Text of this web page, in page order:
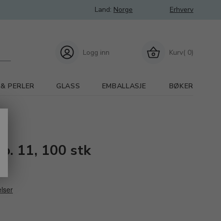
Land: Norge Erhverv
Kurv( 0)
Logg inn
PERLER GLASS EMBALLASJE BØKER
11, 100 stk